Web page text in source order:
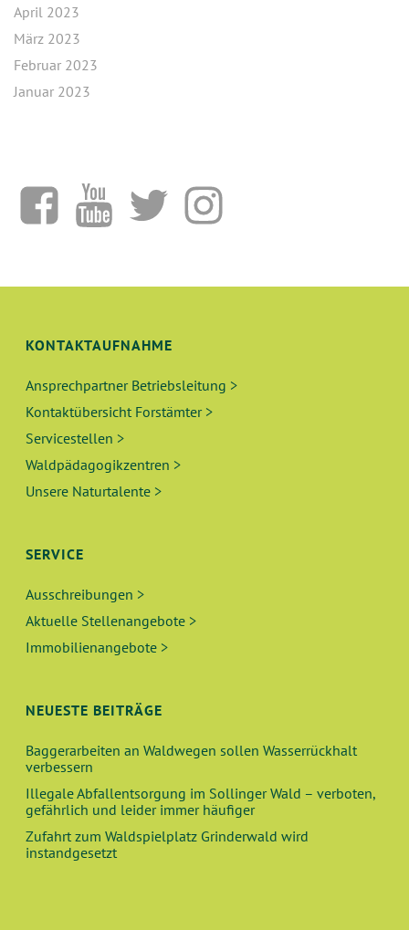
April 2023
März 2023
Februar 2023
Januar 2023
KONTAKTAUFNAHME
Ansprechpartner Betriebsleitung >
Kontaktübersicht Forstämter >
Servicestellen >
Waldpädagogikzentren >
Unsere Naturtalente >
SERVICE
Ausschreibungen >
Aktuelle Stellenangebote >
Immobilienangebote >
NEUESTE BEITRÄGE
Baggerarbeiten an Waldwegen sollen Wasserrückhalt
verbessern
Illegale Abfallentsorgung im Sollinger Wald – verboten,
gefährlich und leider immer häufiger
Zufahrt zum Waldspielplatz Grinderwald wird
instandgesetzt